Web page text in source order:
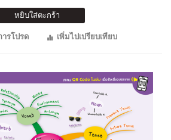
หยิบใส่ตะกร้า
ารโปรด
เพิ่มไปเปรียบเทียบ